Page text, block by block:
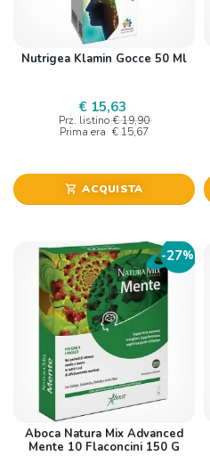
Nutrigea Klamin Gocce 50 Ml
€ 15,63
Prz. listino € 19,90
Prima era € 15,67
shopping_cart ACQUISTA
-27%
Aboca Natura Mix Advanced
Mente 10 Flaconcini 150 G